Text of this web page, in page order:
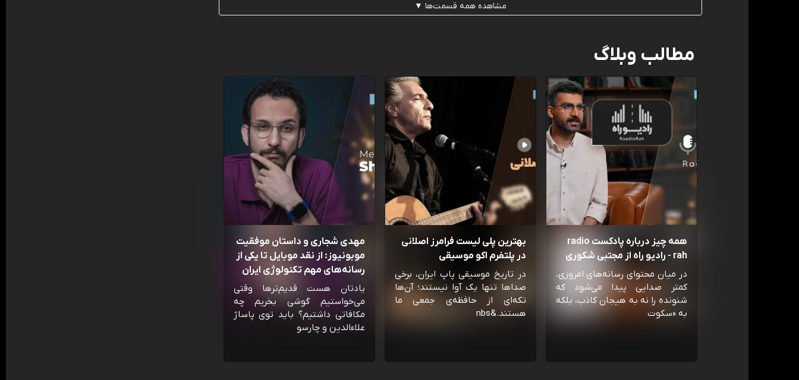
مشاهده همه قسمت‌ها ▼
مطالب وبلاگ
همه چیز درباره پادکست radio
rah - رادیو راه از مجتبی شکوری
در میان محتوای رسانه‌های امروزی،
کمتر صدایی پیدا می‌شود که
شنونده را نه به هیجان کاذب، بلکه
به «سکوت
بهترین پلی لیست فرامرز اصلانی
در پلتفرم اکو موسیقی
در تاریخ موسیقی پاپ ایران، برخی
صداها تنها یک آوا نیستند؛ آن‌ها
تکه‌ای از حافظه‌ی جمعی ما
هستند.&nbs
مهدی شجاری و داستان موفقیت
موبونیوز: از نقد موبایل تا یکی از
رسانه‌‌های مهم تکنولوژی ایران
یادتان هست قدیم‌ترها وقتی
می‌خواستیم گوشی بخریم چه
مکافاتی داشتیم؟ باید توی پاساژ
علاءالدین و چارسو